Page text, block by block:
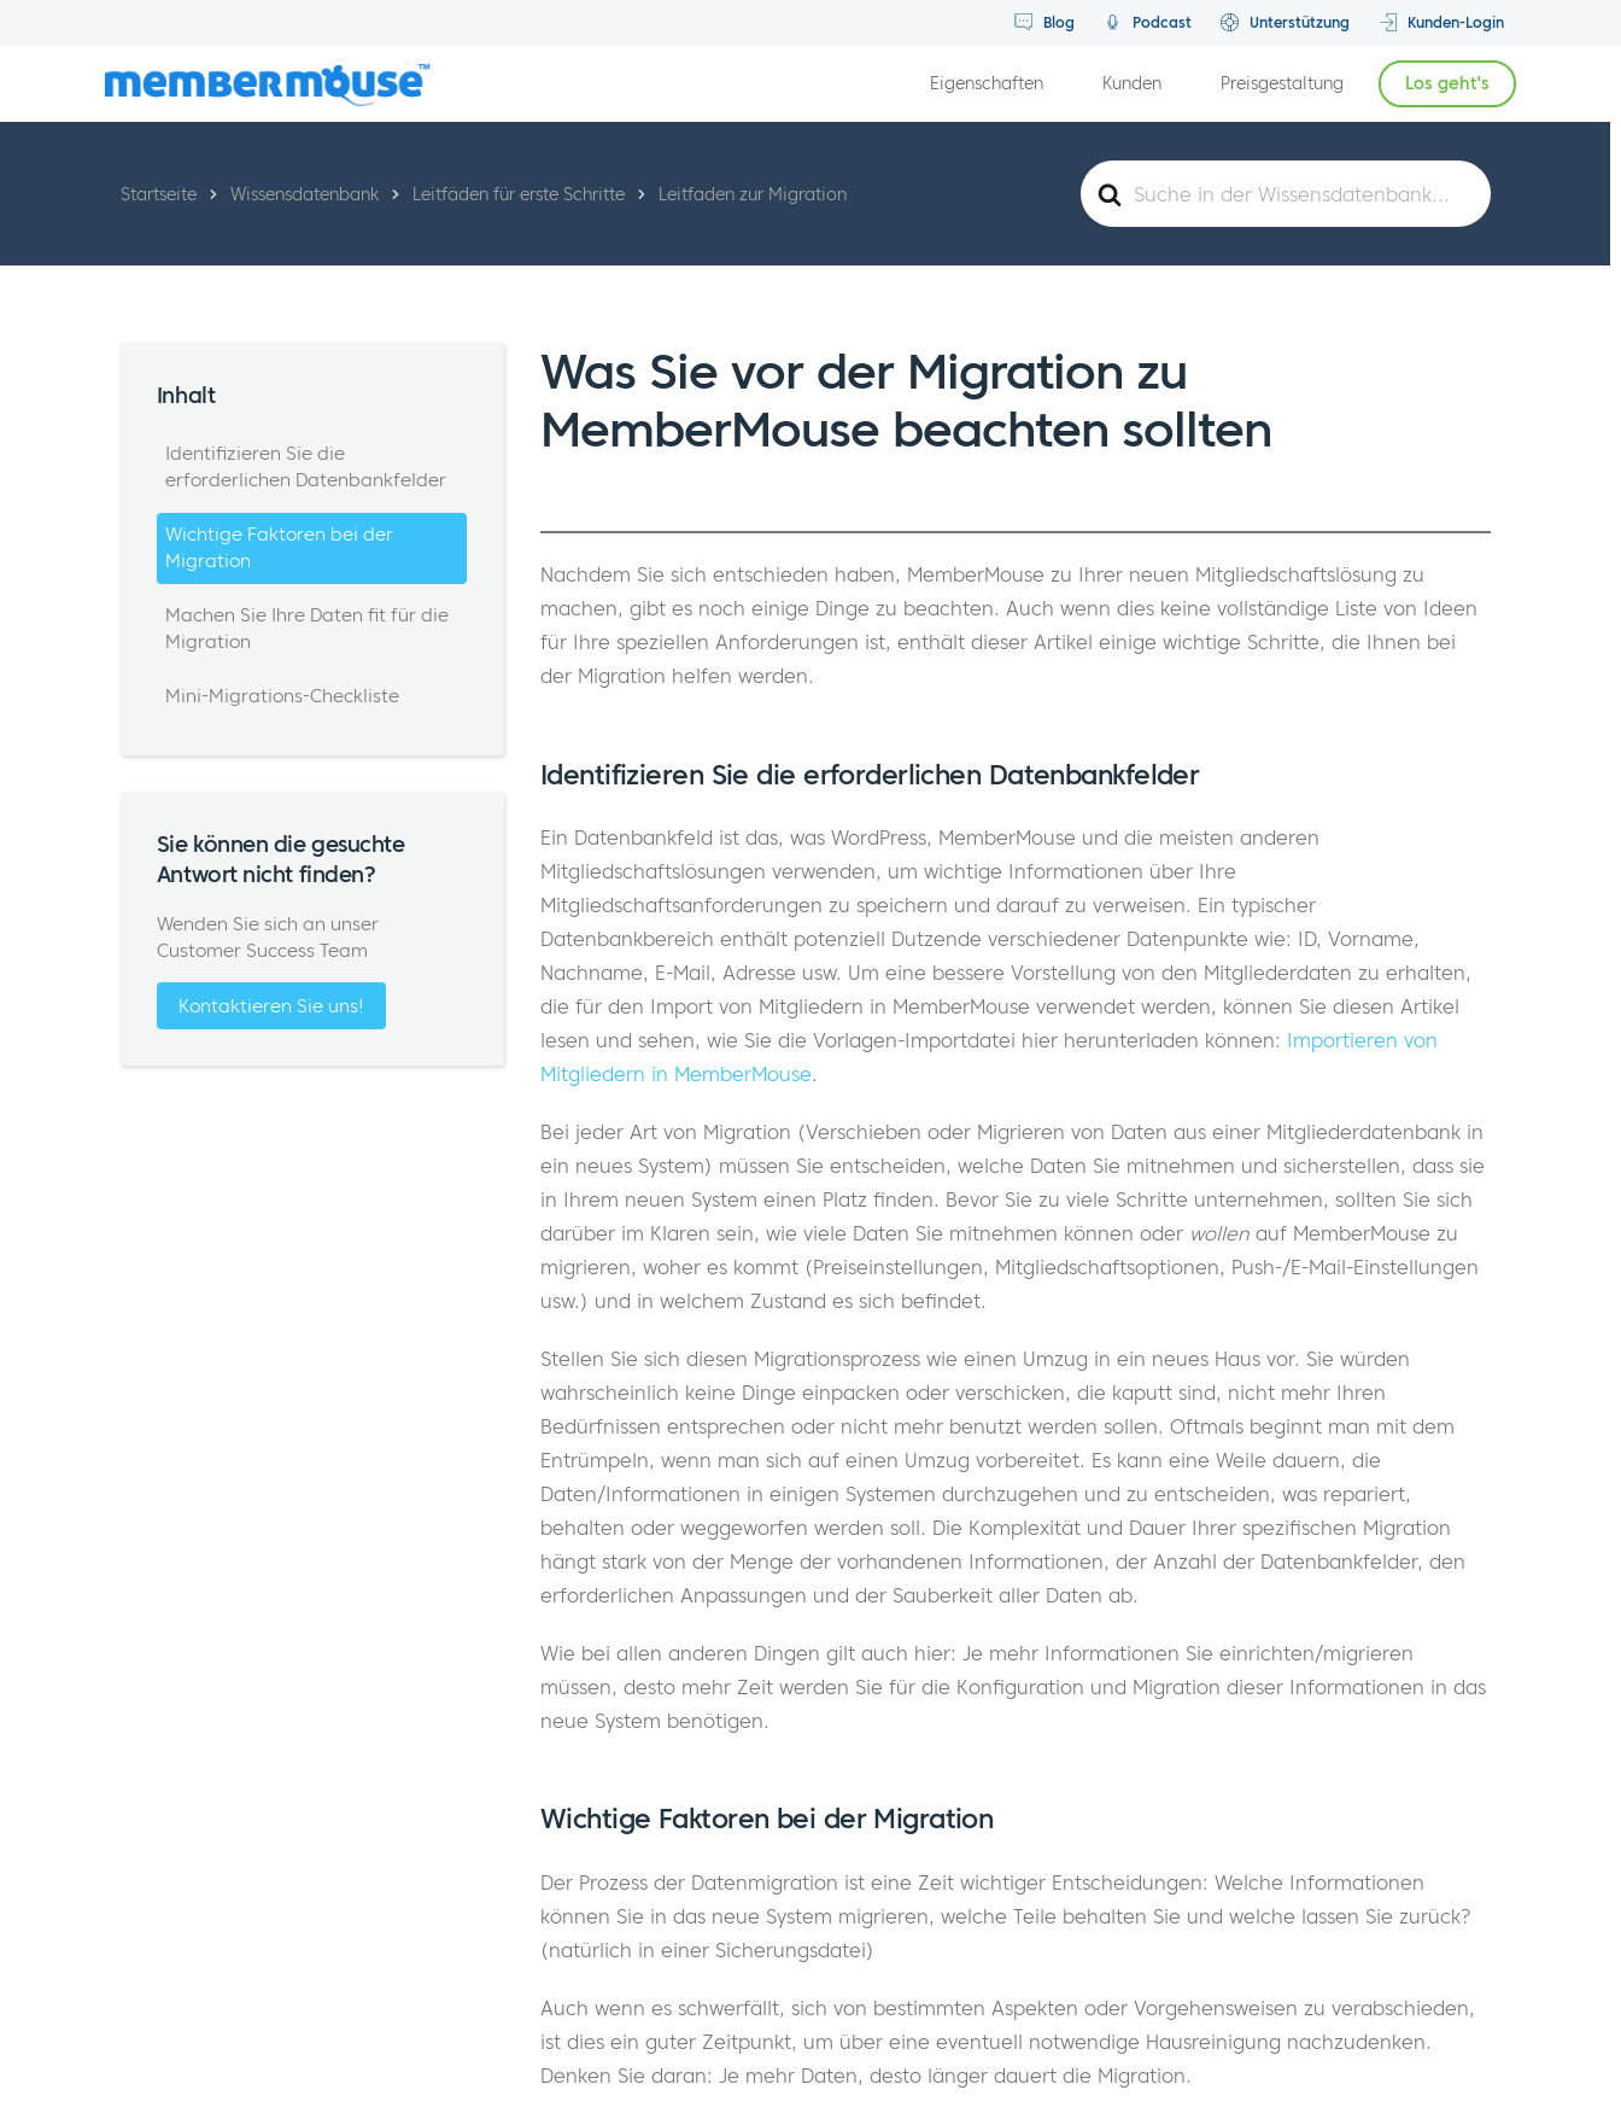
Blog Podcast Unterstützung Kunden-Login
Eigenschaften Kunden Preisgestaltung Los geht's
Suche
nach
Startseite Wissensdatenbank Leitfäden für erste Schritte Leitfaden zur Migration
Was Sie vor der Migration zu
MemberMouse beachten sollten
Nachdem Sie sich entschieden haben, MemberMouse zu Ihrer neuen Mitgliedschaftslösung zu
machen, gibt es noch einige Dinge zu beachten. Auch wenn dies keine vollständige Liste von Ideen
für Ihre speziellen Anforderungen ist, enthält dieser Artikel einige wichtige Schritte, die Ihnen bei
der Migration helfen werden.
Identifizieren Sie die erforderlichen Datenbankfelder
Ein Datenbankfeld ist das, was WordPress, MemberMouse und die meisten anderen
Mitgliedschaftslösungen verwenden, um wichtige Informationen über Ihre
Mitgliedschaftsanforderungen zu speichern und darauf zu verweisen. Ein typischer
Datenbankbereich enthält potenziell Dutzende verschiedener Datenpunkte wie: ID, Vorname,
Nachname, E-Mail, Adresse usw. Um eine bessere Vorstellung von den Mitgliederdaten zu erhalten,
die für den Import von Mitgliedern in MemberMouse verwendet werden, können Sie diesen Artikel
lesen und sehen, wie Sie die Vorlagen-Importdatei hier herunterladen können: Importieren von
Mitgliedern in MemberMouse.
Bei jeder Art von Migration (Verschieben oder Migrieren von Daten aus einer Mitgliederdatenbank in
ein neues System) müssen Sie entscheiden, welche Daten Sie mitnehmen und sicherstellen, dass sie
in Ihrem neuen System einen Platz finden. Bevor Sie zu viele Schritte unternehmen, sollten Sie sich
darüber im Klaren sein, wie viele Daten Sie mitnehmen können oder wollenauf MemberMouse zu
migrieren, woher es kommt (Preiseinstellungen, Mitgliedschaftsoptionen, Push-/E-Mail-Einstellungen
usw.) und in welchem Zustand es sich befindet.
Stellen Sie sich diesen Migrationsprozess wie einen Umzug in ein neues Haus vor. Sie würden
wahrscheinlich keine Dinge einpacken oder verschicken, die kaputt sind, nicht mehr Ihren
Bedürfnissen entsprechen oder nicht mehr benutzt werden sollen. Oftmals beginnt man mit dem
Entrümpeln, wenn man sich auf einen Umzug vorbereitet. Es kann eine Weile dauern, die
Daten/Informationen in einigen Systemen durchzugehen und zu entscheiden, was repariert,
behalten oder weggeworfen werden soll. Die Komplexität und Dauer Ihrer spezifischen Migration
hängt stark von der Menge der vorhandenen Informationen, der Anzahl der Datenbankfelder, den
erforderlichen Anpassungen und der Sauberkeit aller Daten ab.
Wie bei allen anderen Dingen gilt auch hier: Je mehr Informationen Sie einrichten/migrieren
müssen, desto mehr Zeit werden Sie für die Konfiguration und Migration dieser Informationen in das
neue System benötigen.
Wichtige Faktoren bei der Migration
Der Prozess der Datenmigration ist eine Zeit wichtiger Entscheidungen: Welche Informationen
können Sie in das neue System migrieren, welche Teile behalten Sie und welche lassen Sie zurück?
(natürlich in einer Sicherungsdatei)
Auch wenn es schwerfällt, sich von bestimmten Aspekten oder Vorgehensweisen zu verabschieden,
ist dies ein guter Zeitpunkt, um über eine eventuell notwendige Hausreinigung nachzudenken.
Denken Sie daran: Je mehr Daten, desto länger dauert die Migration.
Inhalt
Identifizieren Sie die
erforderlichen Datenbankfelder
Wichtige Faktoren bei der
Migration
Machen Sie Ihre Daten fit für die
Migration
Mini-Migrations-Checkliste
Sie können die gesuchte
Antwort nicht finden?
Wenden Sie sich an unser
Customer Success Team
Kontaktieren Sie uns!